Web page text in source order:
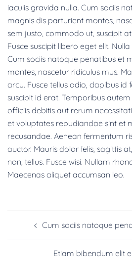
iaculis gravida nulla. Cum sociis
magnis dis parturient montes,
sem justo, commodo ut, suscipit
Fusce suscipit libero eget elit.
Cum sociis natoque penatibus et
montes, nascetur ridiculus mus.
arcu. Fusce tellus odio, dapibus id
suscipit id erat. Temporibus
officiis debitis aut rerum
et voluptates repudiandae sint et
recusandae. Aenean fermentum
auctor. Mauris dolor felis, sagittis
non, tellus. Fusce wisi. Nullam
Maecenas aliquet accumsan leo.
Cum sociis natoque
Etiam bibendum elit